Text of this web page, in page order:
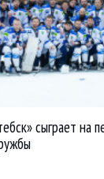
сыграет на